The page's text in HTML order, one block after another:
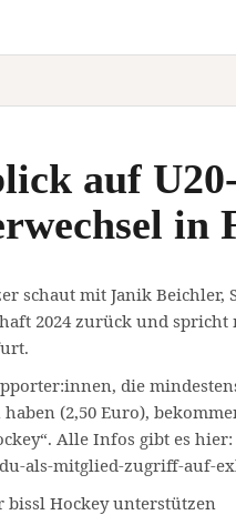
auf
in
schaut mit Janik Beichler,
2024 zurück und
die
haben (2,50 Euro),
Alle Infos gibt es
als-mitglied-zugriff-auf-
Hockey unterstützen